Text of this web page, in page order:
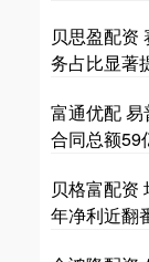
贝思盈配资
务占比显著
富通优配
合同总额59
贝格富配资
年净利近翻